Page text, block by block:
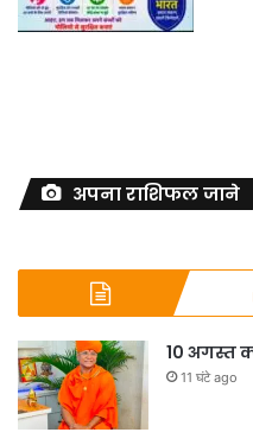
अपना राशिफल जाने
10 अगस्त
11 घंटे ago